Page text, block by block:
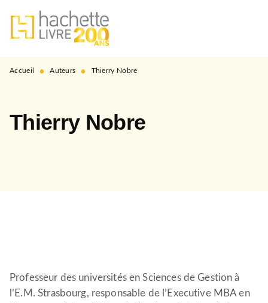
MENU RECHERCHE
PIED DE PAGE
Accueil • Auteurs • Thierry Nobre
Thierry Nobre
Professeur des universités en Sciences de Gestion à
l’E.M. Strasbourg, responsable de l’Executive MBA en